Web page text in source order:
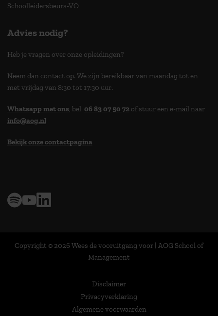
Schoolleidersbeurs-VO
Advies nodig?
Heb je vragen over onze opleidingen?
Neem dan contact op. We zijn bereikbaar van maandag tot en
met vrijdag van 8:30 tot 17:30 uur.
Whatsapp met ons, bel 06 83 07 50 72 of stuur een e-mail naar
info@aog.nl
Bekijk onze contactpagina
Copyright © 2026 Wees de vooruitgang voor | AOG School of
Management
Disclaimer
Privacyverklaring
Algemene voorwaarden